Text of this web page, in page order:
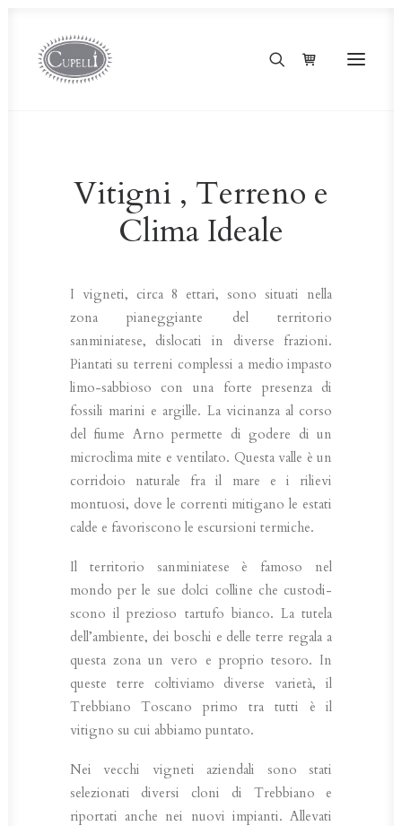
Vitigni , Terreno e
Clima Ideale
I vigneti, circa 8 ettari, sono situati nella
zona pia­neggiante del territorio
sanminiatese, dislo­cati in diverse frazioni.
Piantati su terreni complessi a medio impasto
limo-sabbioso con una forte presenza di
fossili marini e argille. La vicinanza al corso
del fiume Arno permette di godere di un
microclima mite e ventilato. Questa valle è un
corridoio natu­rale fra il mare e i rilievi
montuosi, dove le correnti mitigano le estati
calde e favorisco­no le escursioni termiche.
Il territorio sanminiatese è famoso nel
mondo per le sue dolci colline che custodi­
scono il prezioso tartufo bianco. La tutela
dell’ambiente, dei boschi e delle terre rega­la a
questa zona un vero e proprio tesoro. In
queste terre coltiviamo diverse varietà, il
Trebbiano Toscano primo tra tutti è il
vitigno su cui abbiamo puntato.
Nei vecchi vigneti aziendali sono stati
selezionati diversi cloni di Trebbiano e
riportati anche nei nuovi impianti. Allevati